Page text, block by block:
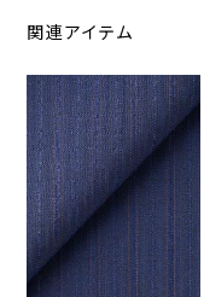
関連アイテム